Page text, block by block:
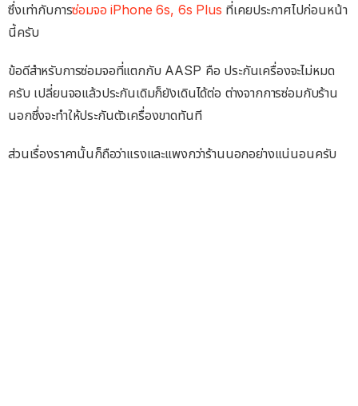
ซึ่งเท่ากับการซ่อมจอ iPhone 6s, 6s Plus ที่เคยประกาศไปก่อนหน้า
นี้ครับ
ข้อดีสำหรับการซ่อมจอที่แตกกับ AASP คือ ประกันเครื่องจะไม่หมด
ครับ เปลี่ยนจอแล้วประกันเดิมก็ยังเดินได้ต่อ ต่างจากการซ่อมกับร้าน
นอกซึ่งจะทำให้ประกันตัวเครื่องขาดทันที
ส่วนเรื่องราคานั้นก็ถือว่าแรงและแพงกว่าร้านนอกอย่างแน่นอนครับ